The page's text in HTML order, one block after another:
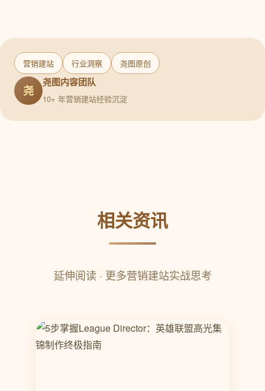
营销建站 行业洞察 尧图原创
尧
尧图内容团队
10+ 年营销建站经验沉淀
相关资讯
延伸阅读 · 更多营销建站实战思考